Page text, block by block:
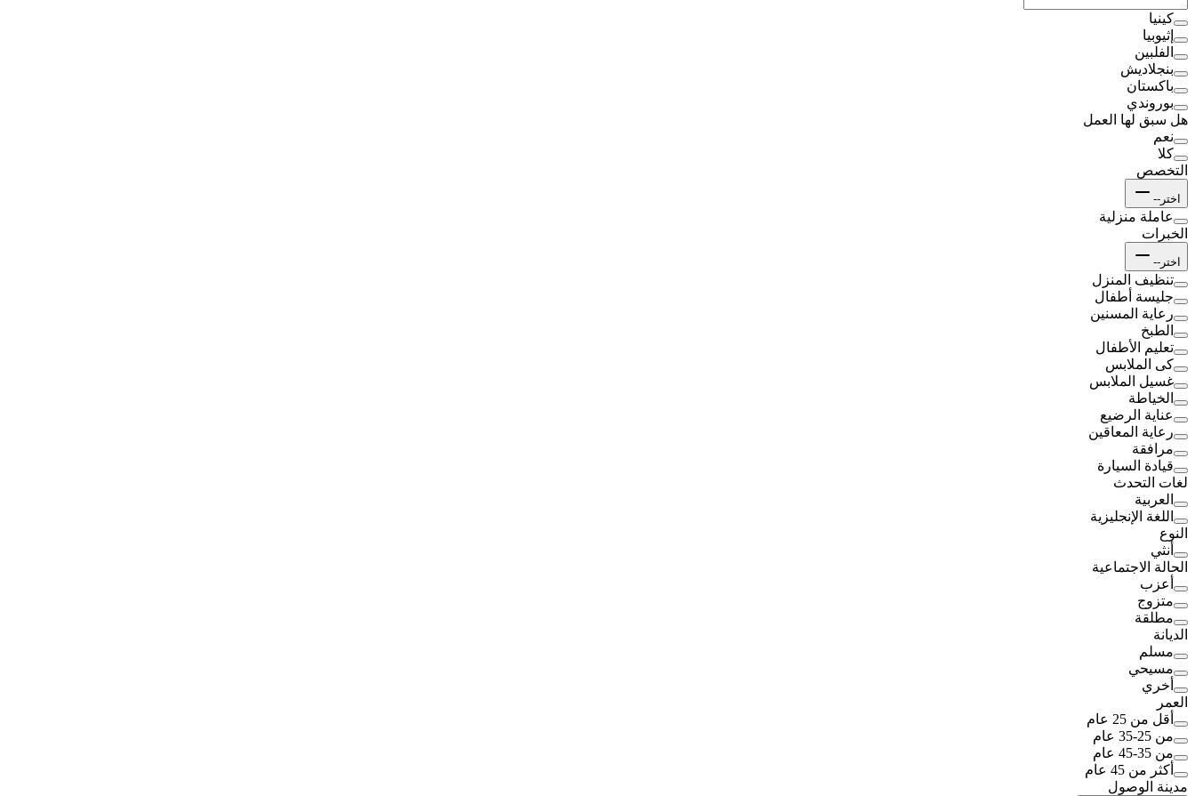
كينيا
إثيوبيا
الفلبين
بنجلاديش
باكستان
بوروندي
هل سبق لها العمل
نعم
كلا
التخصص
اختر--
عاملة منزلية
الخبرات
اختر--
تنظيف المنزل
جليسة أطفال
رعاية المسنين
الطبخ
تعليم الأطفال
كى الملابس
غسيل الملابس
الخياطة
عناية الرضيع
رعاية المعاقين
مرافقة
قيادة السيارة
لغات التحدث
العربية
اللغة الإنجليزية
النوع
أنثي
الحالة الاجتماعية
أعزب
متزوج
مطلقة
الديانة
مسلم
مسيحي
أخري
العمر
أقل من 25 عام
من 25-35 عام
من 35-45 عام
أكثر من 45 عام
مدينة الوصول